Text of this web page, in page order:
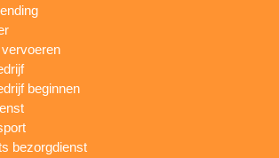
beginnen
bezorgdienst